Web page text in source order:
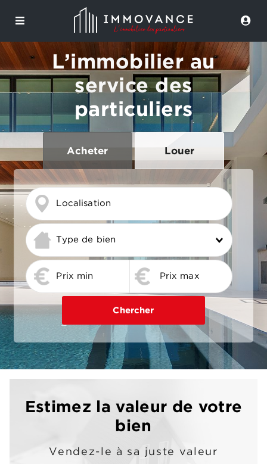
L’immobilier au
service des
particuliers
Acheter Louer
Estimez la valeur de votre
bien
Vendez-le à sa juste valeur
152 068 €